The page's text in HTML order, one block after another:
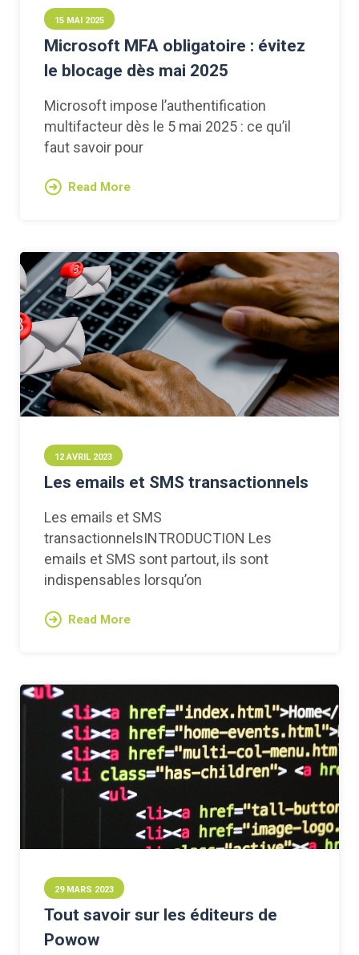
15 MAI 2025
Microsoft MFA obligatoire : évitez
le blocage dès mai 2025
Microsoft impose l’authentification
multifacteur dès le 5 mai 2025 : ce qu’il
faut savoir pour
Read More
12 AVRIL 2023
Les emails et SMS transactionnels
Les emails et SMS
transactionnelsINTRODUCTION Les
emails et SMS sont partout, ils sont
indispensables lorsqu’on
Read More
29 MARS 2023
Tout savoir sur les éditeurs de
Powow